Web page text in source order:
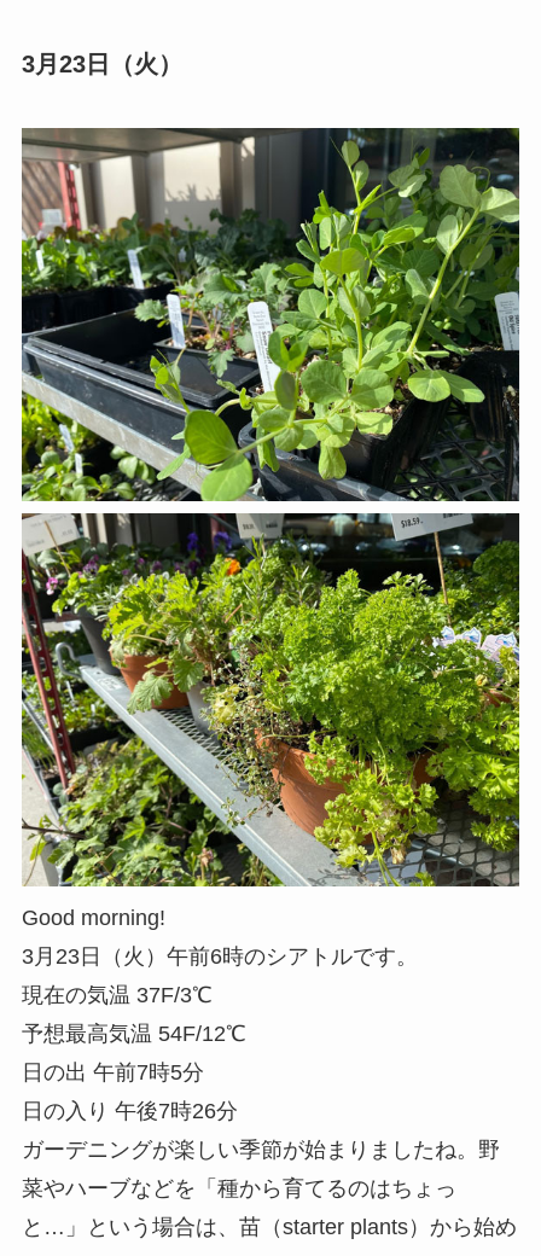
3月23日（火）
Good morning!
3月23日（火）午前6時のシアトルです。
現在の気温 37F/3℃
予想最高気温 54F/12℃
日の出 午前7時5分
日の入り 午後7時26分
ガーデニングが楽しい季節が始まりましたね。野
菜やハーブなどを「種から育てるのはちょっ
と…」という場合は、苗（starter plants）から始め